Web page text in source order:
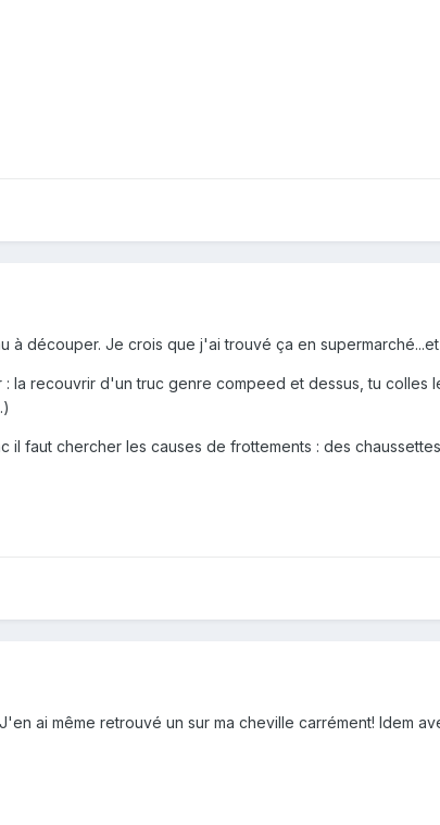
à découper. Je crois que j'ai trouvé ça en
la recouvrir d'un truc genre compeed et dessus, tu
il faut chercher les causes de frottements : des
ai même retrouvé un sur ma cheville carrément! Idem